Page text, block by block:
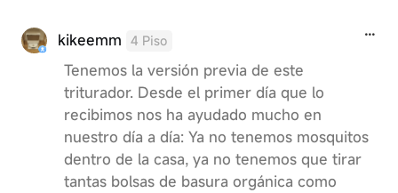
kikeemm 4 Piso
Tenemos la versión previa de este
triturador. Desde el primer día que lo
recibimos nos ha ayudado mucho en
nuestro día a día: Ya no tenemos mosquitos
dentro de la casa, ya no tenemos que tirar
tantas bolsas de basura orgánica como